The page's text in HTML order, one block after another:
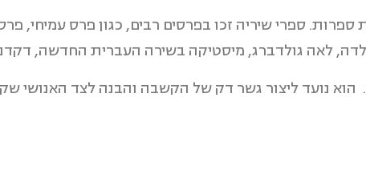
ספרי שיריה זכו בפרסים רבים, כגון פרס עמיחי,
לאה גולדברג, מיסטיקה בשירה העברית החדשה,
נועד ליצור גשר דק של הקשבה והבנה לצד האנושי